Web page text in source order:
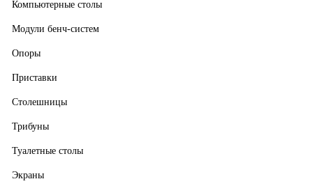
Компьютерные столы
Модули бенч-систем
Опоры
Приставки
Столешницы
Трибуны
Туалетные столы
Экраны